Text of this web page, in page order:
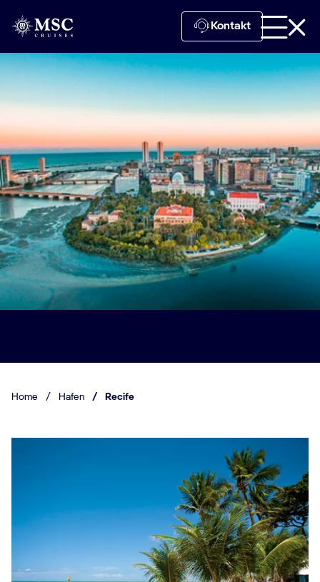
Kontakt
Home / Hafen / Recife